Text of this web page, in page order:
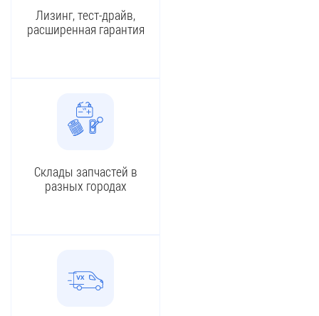
Лизинг, тест-драйв,
расширенная гарантия
Склады запчастей в
разных городах